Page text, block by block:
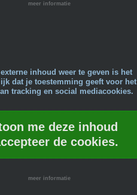
meer informatie
inhoud weer te geven is het
dat je toestemming geeft voor het
tracking en social mediacookies.
me deze inhoud
de cookies.
meer informatie